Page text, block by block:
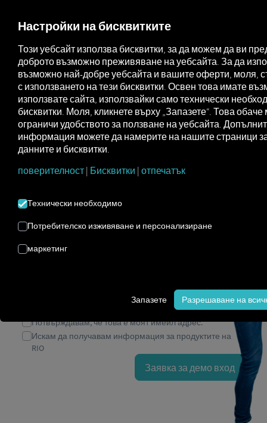
ПОГЛЕДНЕТЕ В
БЪДЕЩЕТО
Напълно безпроблемно с нашия демо
достъп:
Демо
шофьор,|
Настройки на бисквитките
Този уебсайт използва бисквитки, за да можем да ви
доброто възможно преживяване на уебсайта. За да
възможно най-добре уебсайта и вашите оферти, моля,
с използването на тези бисквитки. Освен това имате
използвате сайта, използвайки само технически
бисквитки. Моля, кликнете върху „Запазете“. Това
ограничи удобството за ползване на уебсайта.
информация можете да намерите на нашите страници
данните и бисквитки.
поверителност | Бисквитки | отпечатък
Технически необходимо
Потребителско изживяване и персонализиране
маркетинг
Запазете Разрешаване на